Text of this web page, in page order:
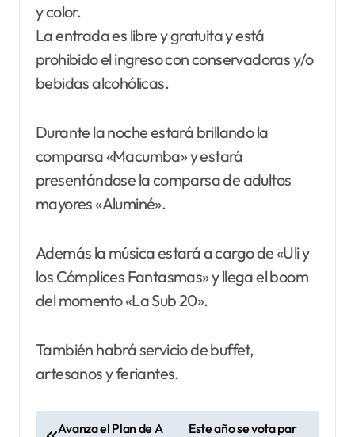
y color.
La entrada es libre y gratuita y está
prohibido el ingreso con conservadoras y/o
bebidas alcohólicas.
Durante la noche estará brillando la
comparsa «Macumba» y estará
presentándose la comparsa de adultos
mayores «Aluminé».
Además la música estará a cargo de «Uli y
los Cómplices Fantasmas» y llega el boom
del momento «La Sub 20».
También habrá servicio de buffet,
artesanos y feriantes.
Avanza el Plan de A
Este año se vota par